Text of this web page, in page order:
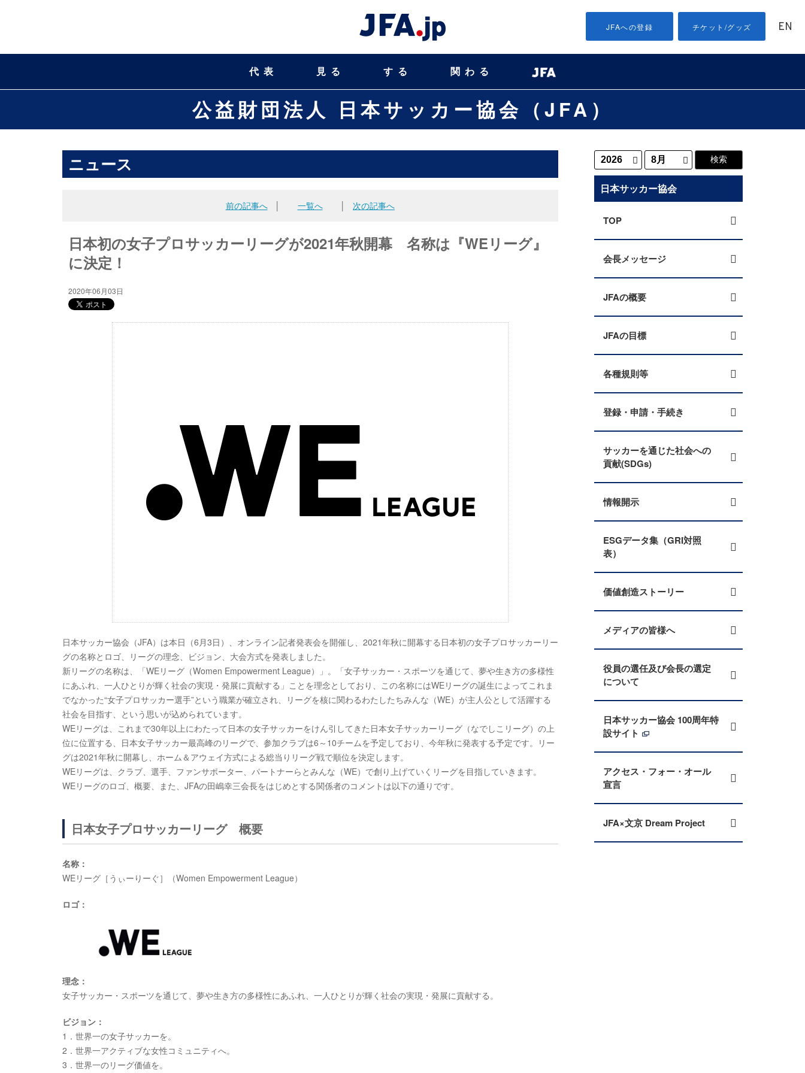
JFAへの登録 チケット/グッズ EN
代表 見る する 関わる
公益財団法人 日本サッカー協会（JFA）
ニュース
前の記事へ│ 一覧へ 次の記事へ
日本初の女子プロサッカーリーグが2021年秋開幕 名称は『WEリーグ』
に決定！
2020年06月03日
日本サッカー協会（JFA）は本日（6月3日）、オンライン記者発表会を開催し、2021年秋に開幕する日本初の女子プロサッカーリー
グの名称とロゴ、リーグの理念、ビジョン、大会方式を発表しました。
新リーグの名称は、「WEリーグ（Women Empowerment League）」。「女子サッカー・スポーツを通じて、夢や生き方の多様性
にあふれ、一人ひとりが輝く社会の実現・発展に貢献する」ことを理念としており、この名称にはWEリーグの誕生によってこれま
でなかった“女子プロサッカー選手”という職業が確立され、リーグを核に関わるわたしたちみんな（WE）が主人公として活躍する
社会を目指す、という思いが込められています。
WEリーグは、これまで30年以上にわたって日本の女子サッカーをけん引してきた日本女子サッカーリーグ（なでしこリーグ）の上
位に位置する、日本女子サッカー最高峰のリーグで、参加クラブは6～10チームを予定しており、今年秋に発表する予定です。リー
グは2021年秋に開幕し、ホーム＆アウェイ方式による総当りリーグ戦で順位を決定します。
WEリーグは、クラブ、選手、ファンサポーター、パートナーらとみんな（WE）で創り上げていくリーグを目指していきます。
WEリーグのロゴ、概要、また、JFAの田嶋幸三会長をはじめとする関係者のコメントは以下の通りです。
日本女子プロサッカーリーグ 概要
名称：
WEリーグ［うぃーりーぐ］
（Women Empowerment League）
ロゴ：
理念：
女子サッカー・スポーツを通じて、夢や生き方の多様性にあふれ、一人ひとりが輝く社会の実現・発展に貢献する。
ビジョン：
1．世界一の女子サッカーを。
2．世界一アクティブな女性コミュニティへ。
3．世界一のリーグ価値を。
日本サッカー協会
TOP
会長メッセージ
JFAの概要
JFAの目標
各種規則等
登録・申請・手続き
サッカーを通じた社会への
貢献(SDGs)
情報開示
ESGデータ集（GRI対照
表）
価値創造ストーリー
メディアの皆様へ
役員の選任及び会長の選定
について
日本サッカー協会 100周年特
設サイト
アクセス・フォー・オール
宣言
JFA×文京 Dream Project